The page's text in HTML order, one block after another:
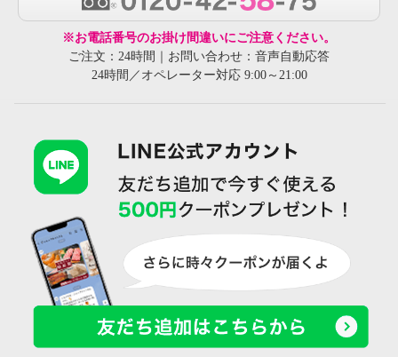
※お電話番号のお掛け間違いにご注意ください。
ご注文：24時間｜お問い合わせ：音声自動応答
24時間／オペレーター対応 9:00～21:00